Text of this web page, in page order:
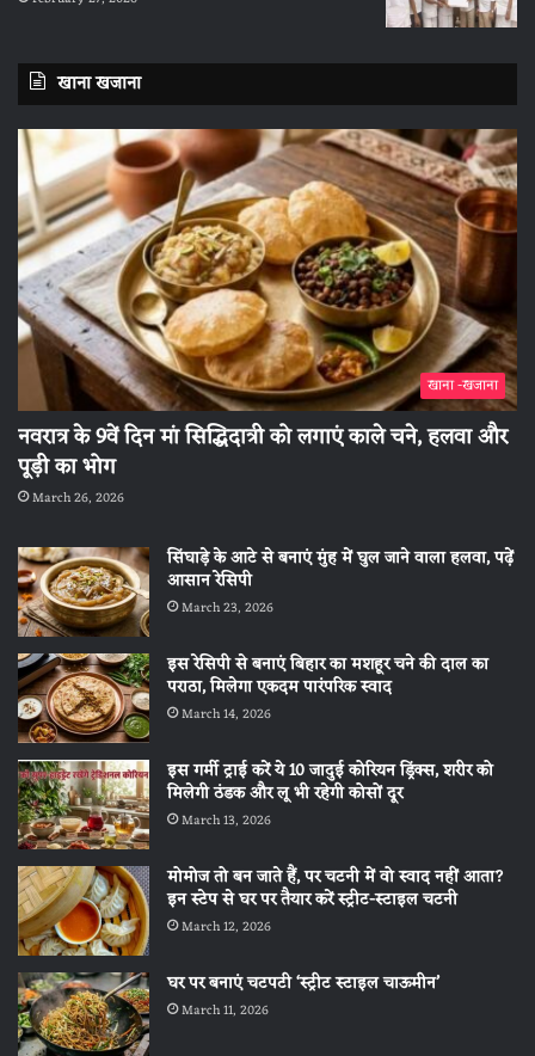
खाना खजाना
खाना -खजाना
नवरात्र के 9वें दिन मां सिद्धिदात्री को लगाएं काले चने, हलवा और
पूड़ी का भोग
March 26, 2026
सिंघाड़े के आटे से बनाएं मुंह में घुल जाने वाला हलवा, पढ़ें
आसान रेसिपी
March 23, 2026
इस रेसिपी से बनाएं बिहार का मशहूर चने की दाल का
पराठा, मिलेगा एकदम पारंपरिक स्वाद
March 14, 2026
इस गर्मी ट्राई करें ये 10 जादुई कोरियन ड्रिंक्स, शरीर को
मिलेगी ठंडक और लू भी रहेगी कोसों दूर
March 13, 2026
मोमोज तो बन जाते हैं, पर चटनी में वो स्वाद नहीं आता?
इन स्टेप से घर पर तैयार करें स्ट्रीट-स्टाइल चटनी
March 12, 2026
घर पर बनाएं चटपटी ‘स्ट्रीट स्टाइल चाऊमीन’
March 11, 2026